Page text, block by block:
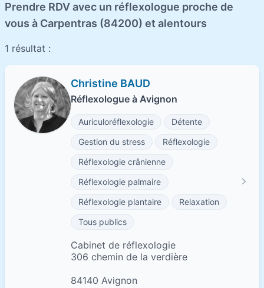
Prendre RDV avec un réflexologue proche de
vous à Carpentras (84200) et alentours
1 résultat :
Christine BAUD
Réflexologue à Avignon
Auriculoréflexologie
Détente
Gestion du stress
Réflexologie
Réflexologie crânienne
Réflexologie palmaire
Réflexologie plantaire
Relaxation
Tous publics
Cabinet de réflexologie
306 chemin de la verdière
84140 Avignon